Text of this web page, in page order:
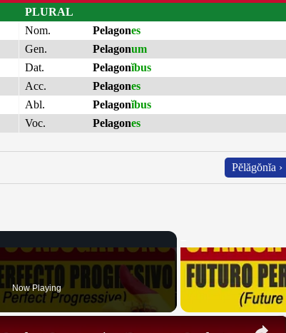
PLURAL
Nom.
Pelagones
Gen.
Pelagonum
Dat.
Pelagonĭbus
Acc.
Pelagones
Abl.
Pelagonĭbus
Voc.
Pelagones
Pĕlăgŏnĭa ›
Now Playing
×